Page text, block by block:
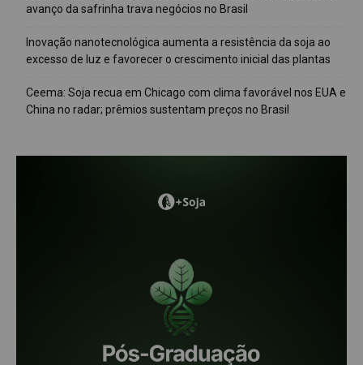
avanço da safrinha trava negócios no Brasil
Inovação nanotecnológica aumenta a resistência da soja ao
excesso de luz e favorecer o crescimento inicial das plantas
Ceema: Soja recua em Chicago com clima favorável nos EUA e
China no radar; prêmios sustentam preços no Brasil